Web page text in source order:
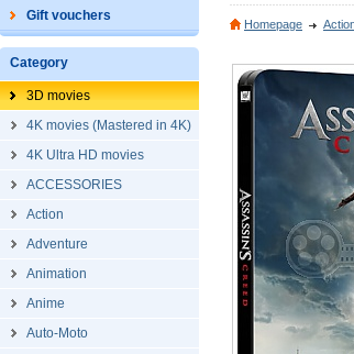
Gift vouchers
Category
3D movies
4K movies (Mastered in 4K)
4K Ultra HD movies
ACCESSORIES
Action
Adventure
Animation
Anime
Auto-Moto
Homepage